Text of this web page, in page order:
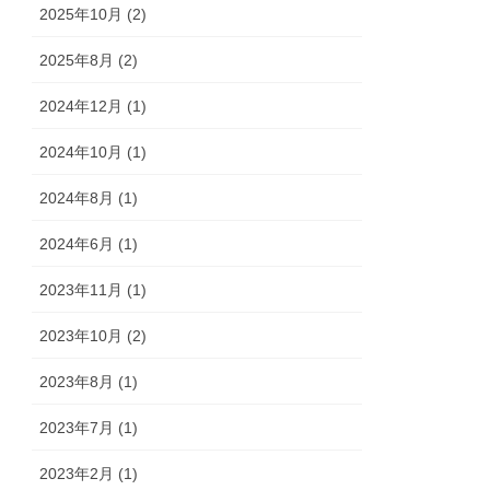
2025年10月 (2)
2025年8月 (2)
2024年12月 (1)
2024年10月 (1)
2024年8月 (1)
2024年6月 (1)
2023年11月 (1)
2023年10月 (2)
2023年8月 (1)
2023年7月 (1)
2023年2月 (1)